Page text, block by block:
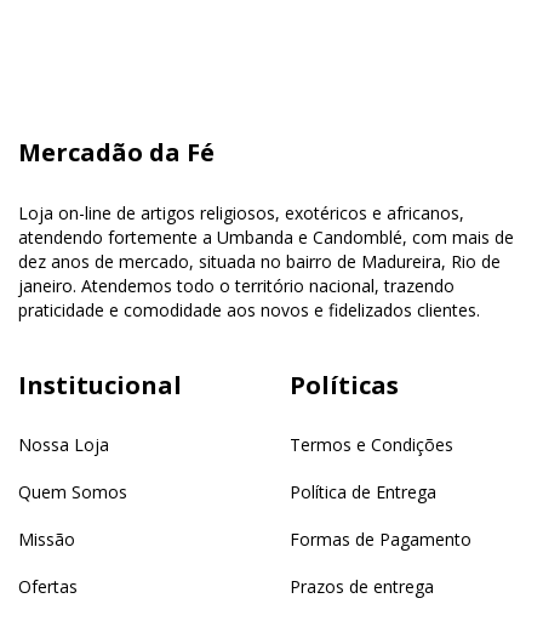
Mercadão da Fé
Loja on-line de artigos religiosos, exotéricos e africanos,
atendendo fortemente a Umbanda e Candomblé, com mais de
dez anos de mercado, situada no bairro de Madureira, Rio de
janeiro. Atendemos todo o território nacional, trazendo
praticidade e comodidade aos novos e fidelizados clientes.
Institucional
Nossa Loja
Quem Somos
Missão
Ofertas
Políticas
Termos e Condições
Política de Entrega
Formas de Pagamento
Prazos de entrega